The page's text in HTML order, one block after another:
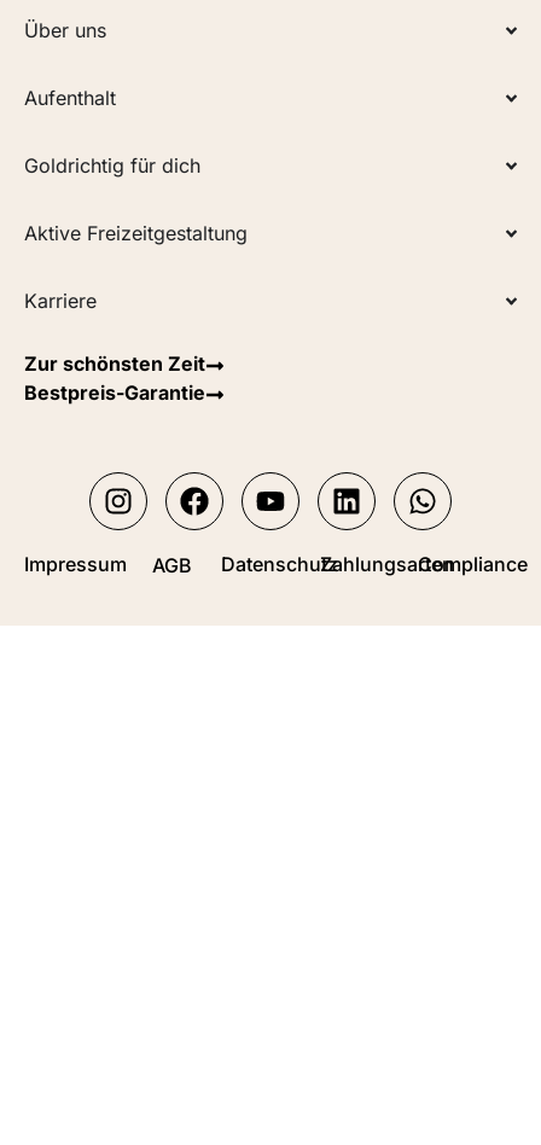
Über uns
Aufenthalt
Goldrichtig für dich
Aktive Freizeitgestaltung
Karriere
Zur schönsten Zeit
Bestpreis-Garantie
Impressum AGB DatenschutzZahlungsartenCompliance